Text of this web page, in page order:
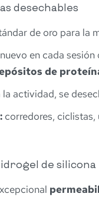
desechables
de oro para la
en cada
de
la actividad, se
corredores,
de silicona